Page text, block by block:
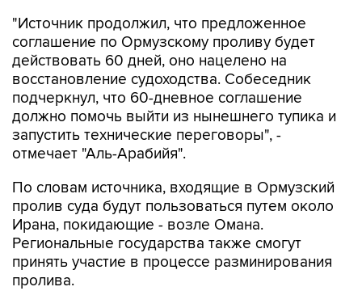
"Источник продолжил, что предложенное
соглашение по Ормузскому проливу будет
действовать 60 дней, оно нацелено на
восстановление судоходства. Собеседник
подчеркнул, что 60-дневное соглашение
должно помочь выйти из нынешнего тупика и
запустить технические переговоры", -
отмечает "Аль-Арабийя".
По словам источника, входящие в Ормузский
пролив суда будут пользоваться путем около
Ирана, покидающие - возле Омана.
Региональные государства также смогут
принять участие в процессе разминирования
пролива.